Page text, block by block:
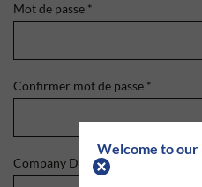
Welcome to
Mot de passe *
Confirmer mot de passe *
Company Domain